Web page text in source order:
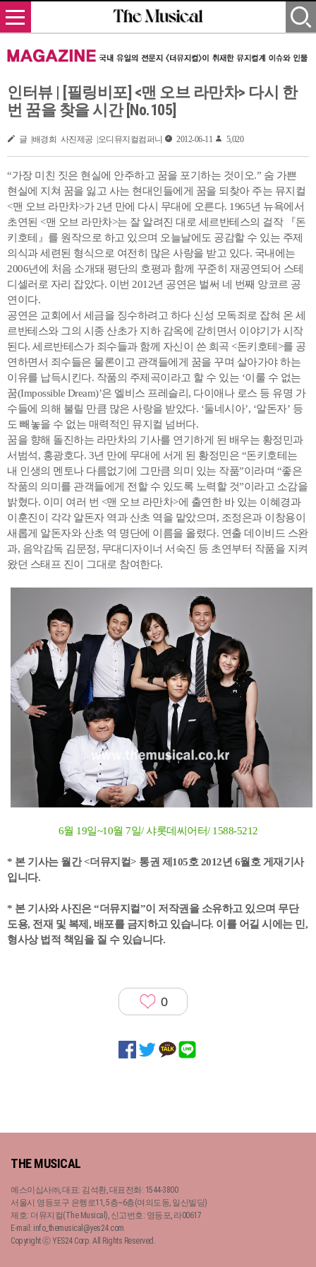
인터뷰 | [필링비포] <맨 오브 라만차> 다시 한
번 꿈을 찾을 시간 [No.105]
글 |배경희 사진제공 |오디뮤지컬컴퍼니 2012-06-11 5,020
“가장 미친 짓은 현실에 안주하고 꿈을 포기하는 것이오.” 숨 가쁜
현실에 지쳐 꿈을 잃고 사는 현대인들에게 꿈을 되찾아 주는 뮤지컬
<맨 오브 라만차>가 2년 만에 다시 무대에 오른다. 1965년 뉴욕에서
초연된 <맨 오브 라만차>는 잘 알려진 대로 세르반테스의 걸작 『돈
키호테』를 원작으로 하고 있으며 오늘날에도 공감할 수 있는 주제
의식과 세련된 형식으로 여전히 많은 사랑을 받고 있다. 국내에는
2006년에 처음 소개돼 평단의 호평과 함께 꾸준히 재공연되어 스테
디셀러로 자리 잡았다. 이번 2012년 공연은 벌써 네 번째 앙코르 공
연이다.
공연은 교회에서 세금을 징수하려고 하다 신성 모독죄로 잡혀 온 세
르반테스와 그의 시종 산초가 지하 감옥에 갇히면서 이야기가 시작
된다. 세르반테스가 죄수들과 함께 자신이 쓴 희곡 <돈키호테>를 공
연하면서 죄수들은 물론이고 관객들에게 꿈을 꾸며 살아가야 하는
이유를 납득시킨다. 작품의 주제곡이라고 할 수 있는 ‘이룰 수 없는
꿈(Impossible Dream)’은 엘비스 프레슬리, 다이애나 로스 등 유명 가
수들에 의해 불릴 만큼 많은 사랑을 받았다. ‘둘네시아’, ‘알돈자’ 등
도 빼놓을 수 없는 매력적인 뮤지컬 넘버다.
꿈을 향해 돌진하는 라만차의 기사를 연기하게 된 배우는 황정민과
서범석, 홍광호다. 3년 만에 무대에 서게 된 황정민은 “돈키호테는
내 인생의 멘토나 다름없기에 그만큼 의미 있는 작품”이라며 “좋은
작품의 의미를 관객들에게 전할 수 있도록 노력할 것”이라고 소감을
밝혔다. 이미 여러 번 <맨 오브 라만차>에 출연한 바 있는 이혜경과
이훈진이 각각 알돈자 역과 산초 역을 맡았으며, 조정은과 이창용이
새롭게 알돈자와 산초 역 명단에 이름을 올렸다. 연출 데이비드 스완
과, 음악감독 김문정, 무대디자이너 서숙진 등 초연부터 작품을 지켜
왔던 스태프 진이 그대로 참여한다.
6월 19일~10월 7일/ 샤롯데씨어터/ 1588-5212
* 본 기사는 월간 <더뮤지컬> 통권 제105호 2012년 6월호 게재기사
입니다.
* 본 기사와 사진은 “더뮤지컬”이 저작권을 소유하고 있으며 무단
도용, 전재 및 복제, 배포를 금지하고 있습니다. 이를 어길 시에는 민,
형사상 법적 책임을 질 수 있습니다.
0
THE MUSICAL
예스이십사㈜, 대표: 김석환, 대표전화: 1544-3800
서울시 영등포구 은행로11, 5층~6층(여의도동, 일신빌딩)
제호: 더뮤지컬(The Musical), 신고번호: 영등포, 라00617
E-mail: info_themusical@yes24.com
Copyright ⓒ YES24 Corp. All Rights Reserved.